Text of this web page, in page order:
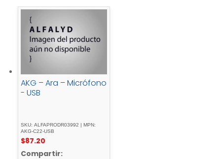
AKG – Ara – Micrófono
- USB
SKU: ALFAPRODR03992 | MPN:
AKG-C22-USB
$87.20
Compartir: